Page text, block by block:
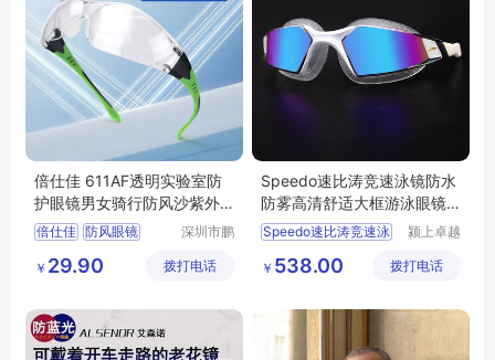
倍仕佳 611AF透明实验室防
护眼镜男女骑行防风沙紫外
线防粉尘飞溅
倍仕佳 防风眼镜
深圳市鹏
限公司
￥ 29.90 拨打电话
Speedo速比涛竞速泳镜防水
防雾高清舒适大框游泳眼镜
镀膜男女
Speedo速比涛竞速泳
颍上卓越
有限公司
￥ 538.00 拨打电话